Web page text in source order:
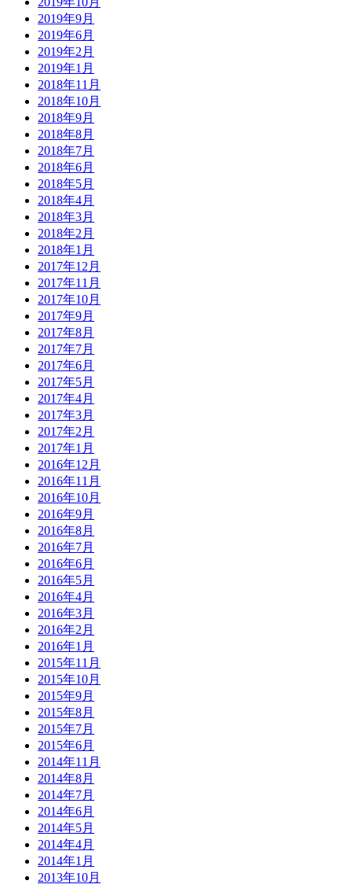
2019年9月
2019年6月
2019年2月
2019年1月
2018年11月
2018年10月
2018年9月
2018年8月
2018年7月
2018年6月
2018年5月
2018年4月
2018年3月
2018年2月
2018年1月
2017年12月
2017年11月
2017年10月
2017年9月
2017年8月
2017年7月
2017年6月
2017年5月
2017年4月
2017年3月
2017年2月
2017年1月
2016年12月
2016年11月
2016年10月
2016年9月
2016年8月
2016年7月
2016年6月
2016年5月
2016年4月
2016年3月
2016年2月
2016年1月
2015年11月
2015年10月
2015年9月
2015年8月
2015年7月
2015年6月
2014年11月
2014年8月
2014年7月
2014年6月
2014年5月
2014年4月
2014年1月
2013年10月